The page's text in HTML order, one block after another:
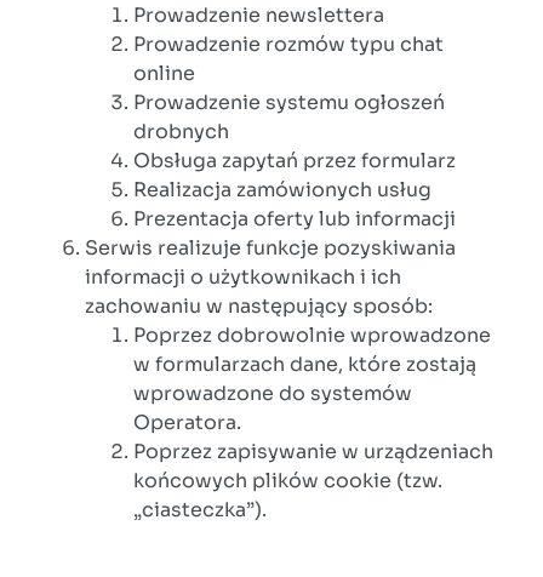
Prowadzenie newslettera
Prowadzenie rozmów typu chat
online
Prowadzenie systemu ogłoszeń
drobnych
Obsługa zapytań przez formularz
Realizacja zamówionych usług
Prezentacja oferty lub informacji
Serwis realizuje funkcje pozyskiwania
informacji o użytkownikach i ich
zachowaniu w następujący sposób:
Poprzez dobrowolnie wprowadzone
w formularzach dane, które zostają
wprowadzone do systemów
Operatora.
Poprzez zapisywanie w urządzeniach
końcowych plików cookie (tzw.
„ciasteczka”).